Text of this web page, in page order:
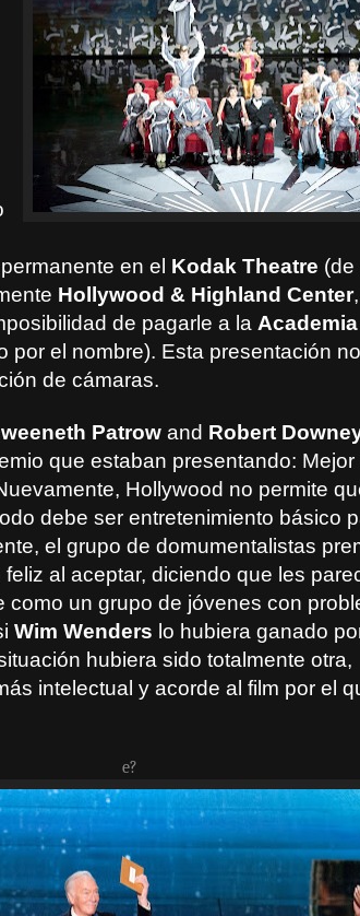
en el Kodak Theatre (de
Hollywood & Highland Center
de pagarle a la Academia
por el nombre). Esta presentación
de cámaras.
Patrow and Robert
que estaban presentando:
Hollywood no permite
debe ser entretenimiento básico
el grupo de domumentalistas
feliz al aceptar, diciendo que les
como un grupo de jóvenes con
Wim Wenders lo hubiera ganado
hubiera sido totalmente otra,
intelectual y acorde al film por el
e?